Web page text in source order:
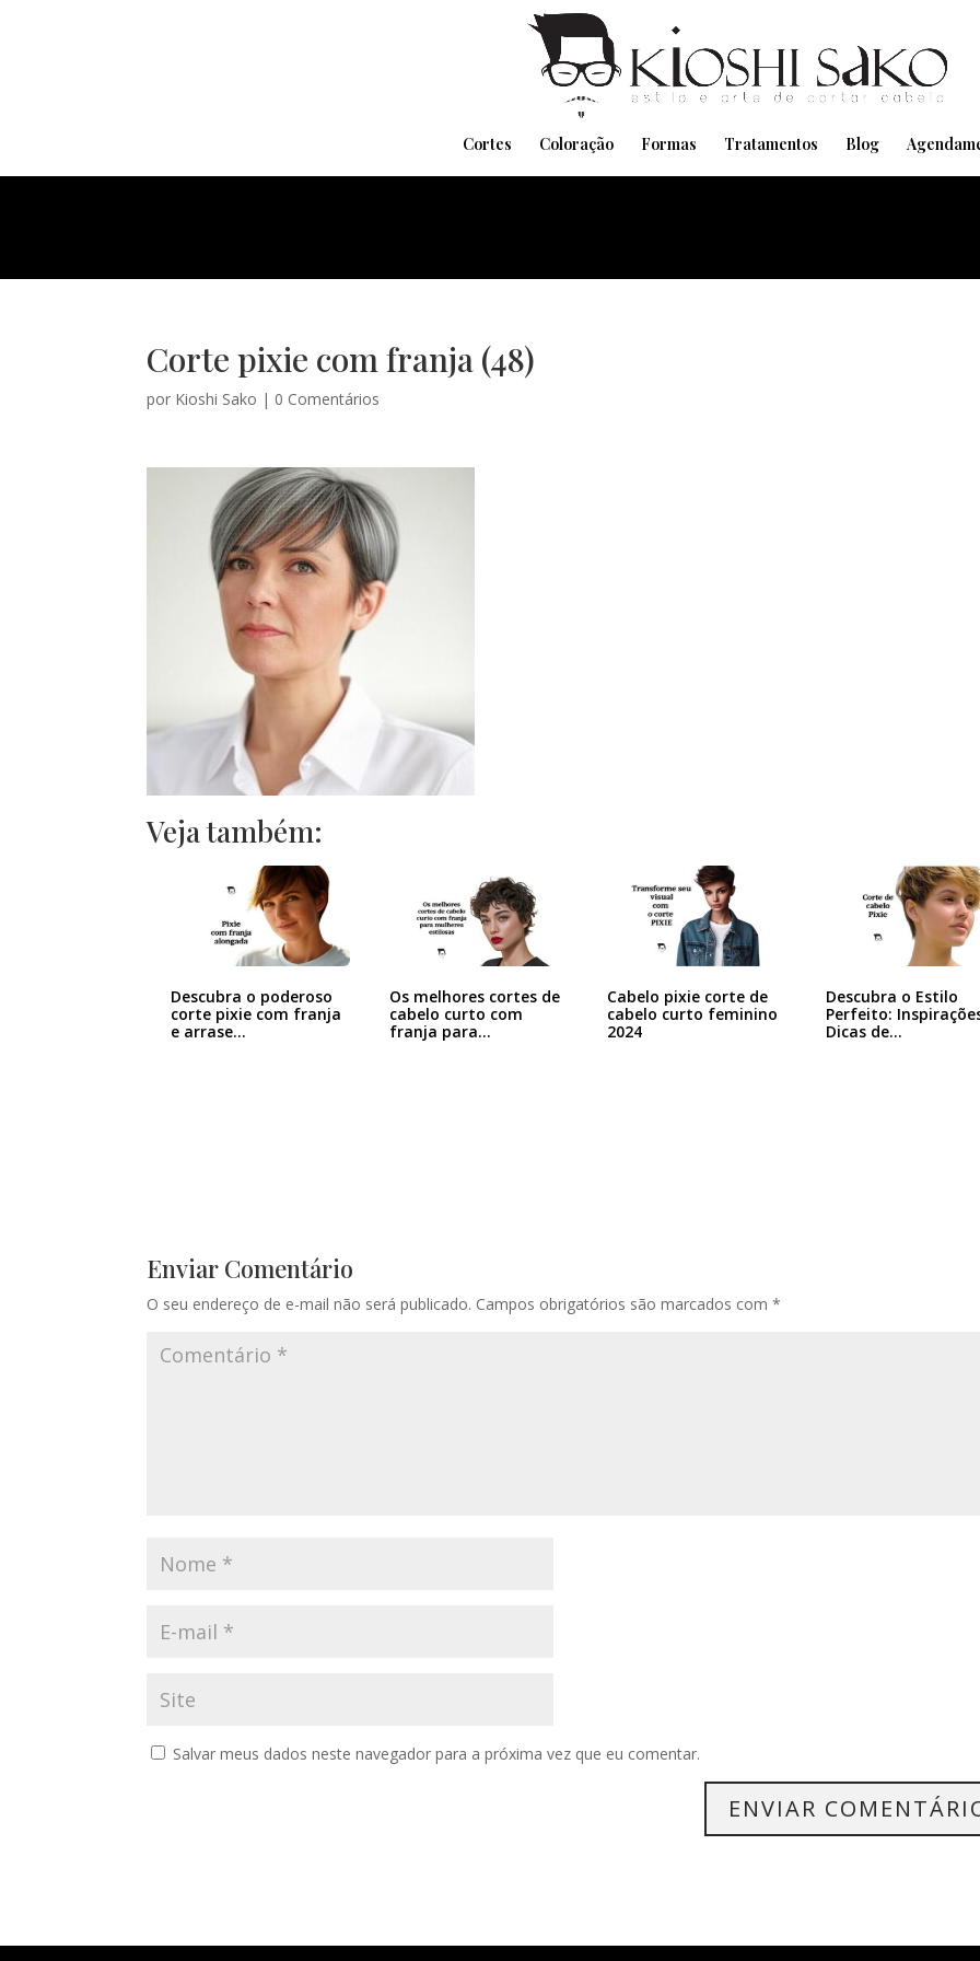
Cortes Coloração Formas Tratamentos Blog
Corte pixie com franja (48)
por Kioshi Sako | 0 Comentários
Veja também:
Descubra o poderoso
corte pixie com franja
e arrase…
Os melhores cortes de
cabelo curto com
franja para…
Cabelo pixie corte de
cabelo curto feminino
2024
Descubra o Estilo
Perfeito:
Dicas de…
Enviar Comentário
O seu endereço de e-mail não será publicado. Campos obrigatórios são marcados com*
Salvar meus dados neste navegador para a próxima vez que eu comentar.
Pensando em transformar seu Visual??
Agende pelo Whatsapp